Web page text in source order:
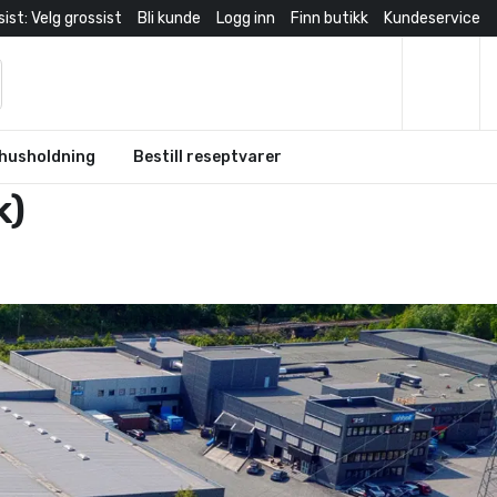
Velg grossist Bli kunde Logg inn Finn butikk Kundeservice
Bestill reseptvarer